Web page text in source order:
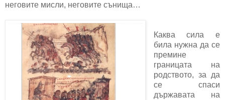
неговите мисли, неговите сънища…
Каква сила е
била нужна да се
премине
границата на
родството, за да
се спаси
държавата на